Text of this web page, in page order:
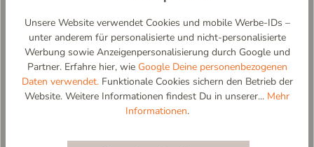
hautfreundlichem Baumwollfrottee
-rutschfeste und flexible Sohle aus Naturkautschuk In
Naturfarbe (abriebfest)
-Design und Produktion: 100% in Europa
Materialzusammensetzung:
Obermaterial: 100% Baumwolle
Innensohle: 100% Baumwollfrottee, gepolstert
Futter: 100%Baumwollfrottee
Unsere Website verwendet Cookies und mobile Werbe-IDs –
unter anderem für personalisierte und nicht-personalisierte
Werbung sowie Anzeigenpersonalisierung durch Google und
Partner. Erfahre hier, wie Google Deine personenbezogenen
Daten verwendet.Funktionale Cookies sichern den Betrieb der
Website. Weitere Informationen findest Du in unserer... Mehr
Informationen.